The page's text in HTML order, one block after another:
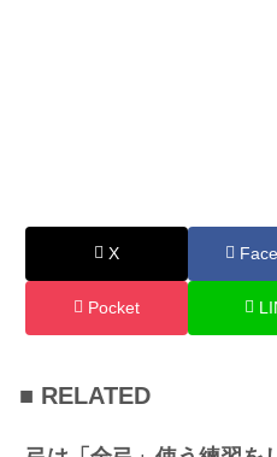
X
Pocket
■ RELATED